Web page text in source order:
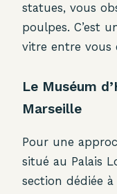
statues, vous
poulpes. C’est
vitre entre vous
Le Muséum
Marseille
Pour une
situé au Palais
section dédiée